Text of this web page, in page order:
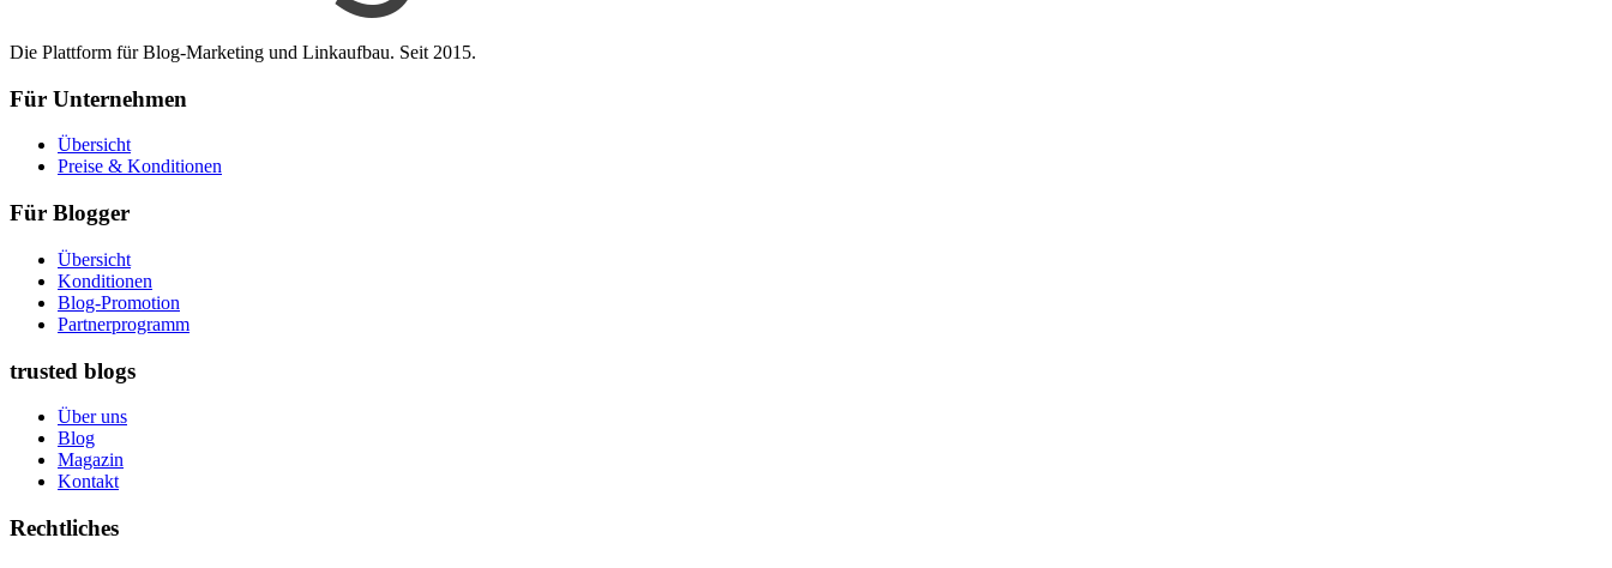
Die Plattform für Blog-Marketing und Linkaufbau. Seit 2015.
Für Unternehmen
Übersicht
Preise & Konditionen
Für Blogger
Übersicht
Konditionen
Blog-Promotion
Partnerprogramm
trusted blogs
Über uns
Blog
Magazin
Kontakt
Rechtliches